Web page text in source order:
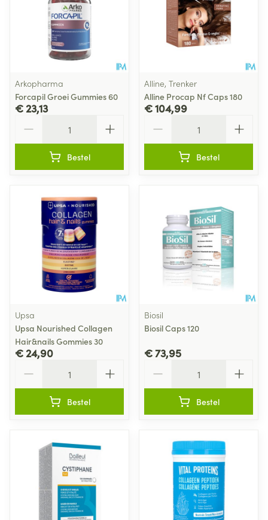
Arkopharma
Forcapil Groei Gummies 60
€ 23,13
Bestel
Alline, Trenker
Alline Procap Nf Caps 180
€ 104,99
Bestel
Upsa
Upsa Nourished Collagen
Hair&nails Gommies 30
€ 24,90
Bestel
Biosil
Biosil Caps 120
€ 73,95
Bestel